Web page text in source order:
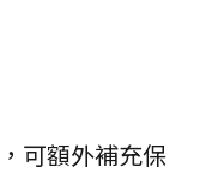
可額外補充保